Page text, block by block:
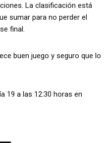
La clasificación está
sumar para no perder el
final.
buen juego y seguro que lo
19 a las 12:30 horas en